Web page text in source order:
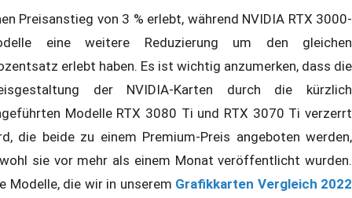
Preisanstieg von 3 % erlebt, während NVIDIA RTX 3000-
eine weitere Reduzierung um den gleichen
erlebt haben. Es ist wichtig anzumerken, dass die
der NVIDIA-Karten durch die kürzlich
Modelle RTX 3080 Ti und RTX 3070 Ti verzerrt
die beide zu einem Premium-Preis angeboten werden,
sie vor mehr als einem Monat veröffentlicht wurden.
Modelle, die wir in unserem Grafikkarten Vergleich 2022